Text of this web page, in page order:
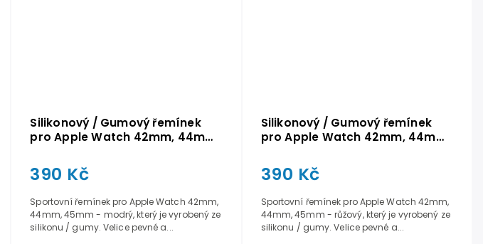
Silikonový / Gumový řemínek
pro Apple Watch 42mm, 44mm,
390 Kč
Sportovní řemínek pro Apple Watch 42mm,
44mm, 45mm - modrý, který je vyrobený ze
silikonu / gumy. Velice pevné a...
Silikonový / Gumový řemínek
pro Apple Watch 42mm, 44mm,
390 Kč
Sportovní řemínek pro Apple Watch 42mm,
44mm, 45mm - růžový, který je vyrobený ze
silikonu / gumy. Velice pevné a...